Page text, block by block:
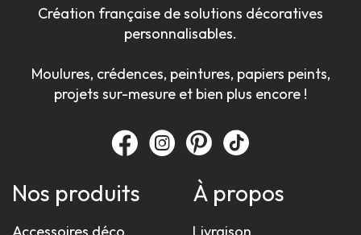
Création française de solutions décoratives
personnalisables.
Moulures, crédences, peintures, papiers peints,
projets sur-mesure et bien plus encore !
Nos produits À propos